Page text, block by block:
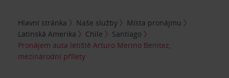
Hlavní stránka Naše služby
Místa pronájmu
Latinská Amerika
Chile
Santiago
Pronájem auta letiště Arturo Merino Benitez,
mezinárodní přílety